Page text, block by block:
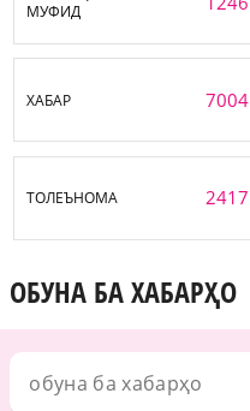
МУФИД
ХАБАР 7004
ТОЛЕЪНОМА 2417
ОБУНА БА ХАБАРҲО